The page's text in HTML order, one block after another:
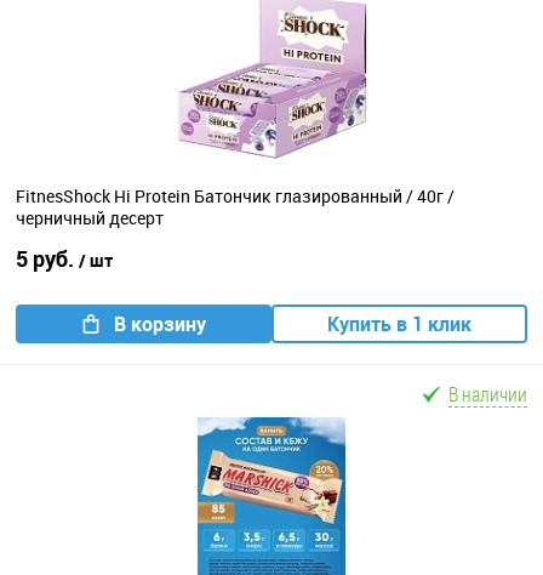
FitnesShock Hi Protein Батончик глазированный / 40г /
черничный десерт
5 руб. / шт
В корзину Купить в 1 клик
В наличии